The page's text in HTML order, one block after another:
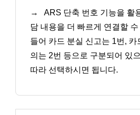
→
ARS 단축 번호 기능을 활
담 내용을 더 빠르게 연결할
들어 카드 분실 신고는 1번, 카
의는 2번 등으로 구분되어 있
따라 선택하시면 됩니다.